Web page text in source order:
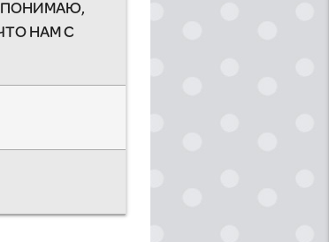
ПОНИМАЮ,
НАМ С